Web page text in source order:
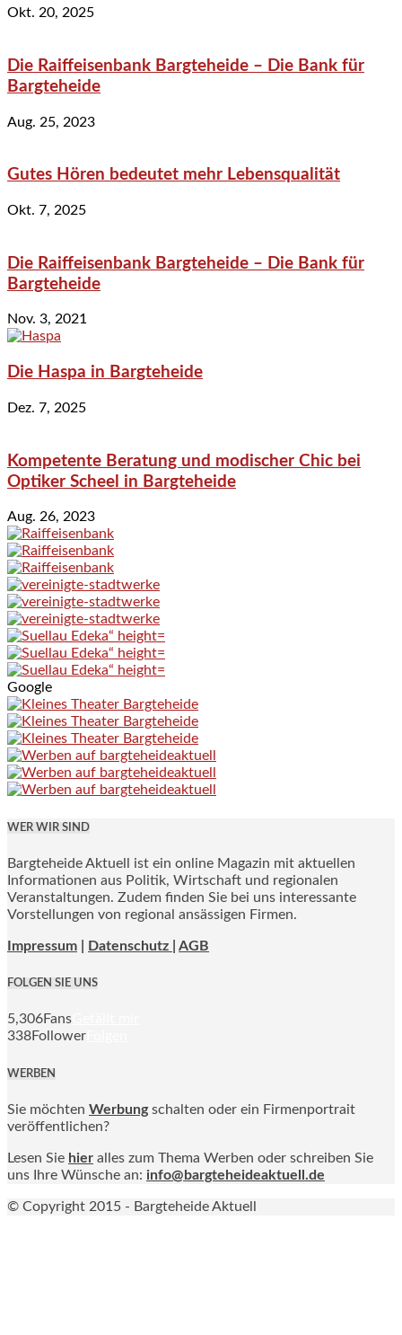
Okt. 20, 2025
Die Raiffeisenbank Bargteheide – Die Bank für
Bargteheide
Aug. 25, 2023
Gutes Hören bedeutet mehr Lebensqualität
Okt. 7, 2025
Die Raiffeisenbank Bargteheide – Die Bank für
Bargteheide
Nov. 3, 2021
Die Haspa in Bargteheide
Dez. 7, 2025
Kompetente Beratung und modischer Chic bei
Optiker Scheel in Bargteheide
Aug. 26, 2023
Google
WER WIR SIND
Bargteheide Aktuell ist ein online Magazin mit aktuellen
Informationen aus Politik, Wirtschaft und regionalen
Veranstaltungen. Zudem finden Sie bei uns interessante
Vorstellungen von regional ansässigen Firmen.
Impressum Datenschutz | AGB
FOLGEN SIE UNS
5,306Fans
338Follower
WERBEN
Sie möchten Werbung schalten oder ein Firmenportrait
veröffentlichen?
Lesen Sie hier alles zum Thema Werben oder schreiben Sie
uns Ihre Wünsche an: info@bargteheideaktuell.de
© Copyright 2015 - Bargteheide Aktuell